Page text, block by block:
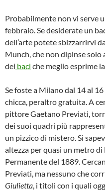
Probabilmente non vi serve
febbraio. Se desiderate un
dell’arte potete sbizzarrirvi
Munch, che non dipinse
dei baci che meglio esprime
Se foste a Milano dal 14 al
chicca, peraltro gratuita. A
pittore Gaetano Previati,
dei suoi quadri più
un pizzico di mistero. Si
altezza per quasi un metro di
Permanente del 1889.
Previati, ma nessuno che
Giulietta, i titoli con i quali